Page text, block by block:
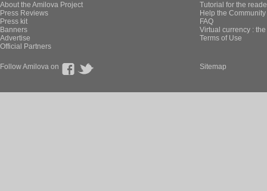
About the Amilova Project
Press Reviews
Press kit
Banners
Advertise
Official Partners
Tutorial for the
Help the
FAQ
Virtual currency :
Terms of Use
Follow Amilova on Sitemap